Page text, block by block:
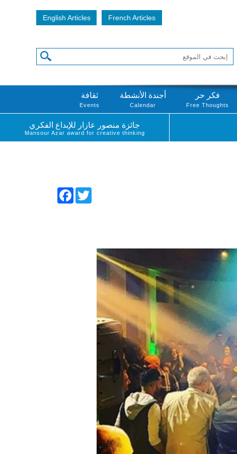
English Articles French Articles
فكر حر
Free Thoughts
أجندة الأنشطة
Calendar
ثقافة
Events
جائزة منصور عازار للإبداع الفكري
Mansour Azar award for creative thinking
FacebookTwitter